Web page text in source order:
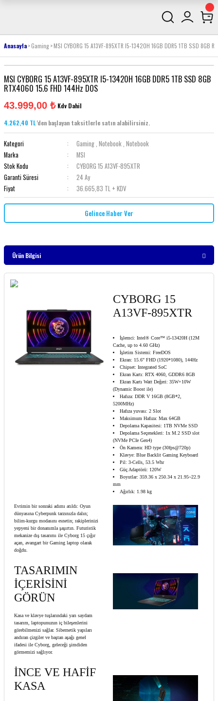
Anasayfa Gaming MSI CYBORG 15 A13VF-895XTR I5-13420H 16GB DDR5 1TB SSD 8GB
MSI CYBORG 15 A13VF-895XTR I5-13420H 16GB DDR5 1TB SSD 8GB
RTX4060 15.6 FHD 144Hz DOS
43.999,00 ₺ Kdv Dahil
4.262,40 TL'den başlayan taksitlerle satın alabilirsiniz.
Kategori Gaming, Notebook, Notebook
Marka
MSI
Stok Kodu
CYBORG 15 A13VF-895XTR
Garanti Süresi
24 Ay
Fiyat
36.665,83 TL + KDV
Gelince Haber Ver
Ürün Bilgisi
CYBORG 15
A13VF-895XTR
İşlemci: Intel® Core™ i5-13420H (12M
Cache, up to 4.60 GHz)
İşletim Sistemi: FreeDOS
Ekran: 15.6" FHD (1920*1080), 144Hz
Chipset: Integrated SoC
Ekran Kartı: RTX 4060, GDDR6 8GB
Ekran Kartı Watt Değeri: 35W+10W
(Dynamic Boost ile)
Hafıza: DDR V 16GB (8GB*2,
5200MHz)
Hafıza yuvası: 2 Slot
Maksimum Hafıza: Max 64GB
Depolama Kapasitesi: 1TB NVMe SSD
Depolama Seçenekleri: 1x M.2 SSD slot
(NVMe PCIe Gen4)
Ön Kamera: HD type (30fps@720p)
Klavye: Blue Backlit Gaming Keyboard
Pil: 3-Cells, 53.5 Whr
Güç Adaptörü: 120W
Boyutlar: 359.36 x 250.34 x 21.95~22.9
mm
Ağırlık: 1.98 kg
Evrimin bir sonraki adımı atıldı: Oyun
dünyasına Cyberpunk tarzınızla dalın;
bilim-kurgu modasını esnetin; rakiplerinizi
yepyeni bir donanımla şaşırtın. Futuristik
mekanize dış tasarımı ile Cyborg 15 çığır
açan, avangart bir Gaming laptop olarak
doğdu.
TASARIMIN
İÇERİSİNİ
GÖRÜN
Kasa ve klavye tuşlarındaki yarı saydam
tasarım, laptopunuzun iç bileşenlerini
görebilmenizi sağlar. Sibernetik yapıları
andıran çizgiler ve baştan aşağı genel
ifadesi ile Cyborg, geleceği şimdiden
görmemizi sağlıyor.
İNCE VE HAFİF
KASA